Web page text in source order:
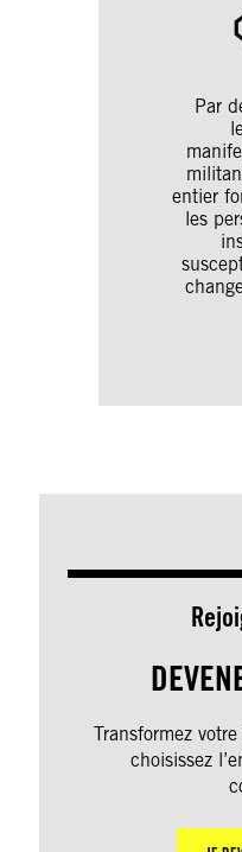
Par
entier
les
Transformez
choisissez